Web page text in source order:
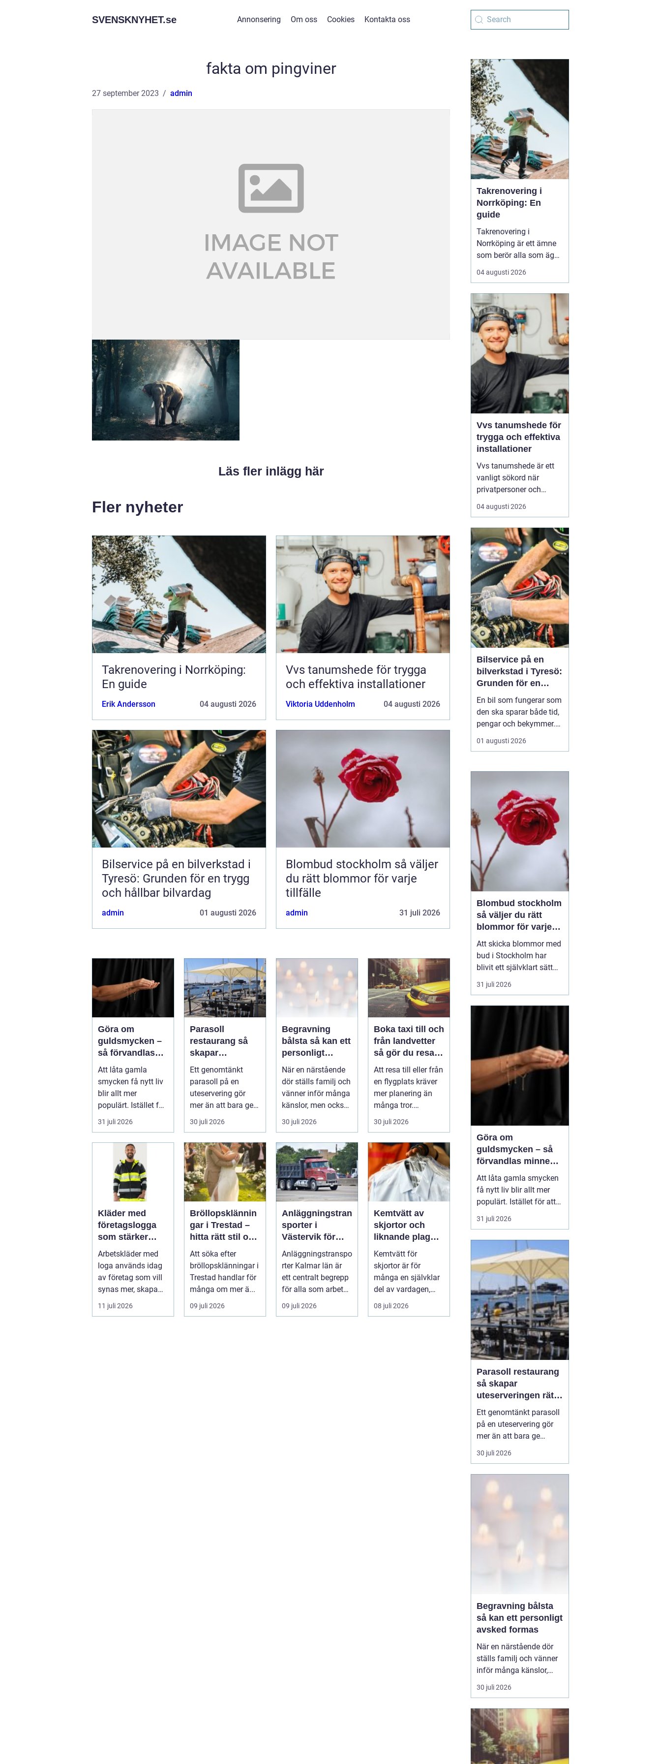
SVENSKNYHET.se Annonsering Om oss Cookies Kontakta oss
fakta om pingviner
27 september 2023 admin
Läs fler inlägg här
Fler nyheter
Takrenovering i Norrköping:
En guide
Erik Andersson 04 augusti 2026
Vvs tanumshede för trygga
och effektiva installationer
Viktoria Uddenholm 04 augusti 2026
Bilservice på en bilverkstad i
Tyresö: Grunden för en trygg
och hållbar bilvardag
admin 01 augusti 2026
Blombud stockholm så väljer
du rätt blommor för varje
tillfälle
admin 31 juli 2026
Göra om
guldsmycken –
så förvandlas
minnen till nya
favoriter
Att låta gamla
smycken få nytt liv
blir allt mer
populärt. Istället för
a...
31 juli 2026
Parasoll
restaurang så
skapar
uteserveringen
rätt känsla året
runt
Ett genomtänkt
parasoll på en
uteservering gör
mer än att bara ge
skugga. Det
påverkar hur länge
gäs...
30 juli 2026
Begravning
bålsta så kan ett
personligt
avsked formas
När en närstående
dör ställs familj och
vänner inför många
känslor, men också
praktiska beslut. En
b...
30 juli 2026
Boka taxi till och
från landvetter
så gör du resan
trygg och
smidig
Att resa till eller från
en flygplats kräver
mer planering än
många tror.
Flygtider, packning,
säker...
30 juli 2026
Kläder med
företagslogga
som stärker
varumärket
varje dag
Arbetskläder med
loga används idag
av företag som vill
synas mer, skapa
stolthet inte...
11 juli 2026
Bröllopsklännin
gar i Trestad –
hitta rätt stil och
passform inför
den stora dagen
Att söka efter
bröllopsklänningar i
Trestad handlar för
många om mer ä...
09 juli 2026
Anläggningstran
sporter i
Västervik för
effektiva
byggprojekt
Anläggningstranspo
rter Kalmar län är
ett centralt begrepp
för alla som arbetar
m...
09 juli 2026
Kemtvätt av
skjortor och
liknande plagg:
Så fungerar
professionell
klädvård i
praktiken
Kemtvätt för
skjortor är för
många en självklar
del av vardagen,
men ...
08 juli 2026
Takrenovering i
Norrköping: En
guide
Takrenovering i
Norrköping är ett ämne
som berör alla som äger
hus, radhus eller
flerfamiljshus i området.
viktigaste skydd mot
regn, snö och fukt, och
en i tid genomförd
renovering kan sp...
04 augusti 2026
Vvs tanumshede för
trygga och effektiva
installationer
Vvs tanumshede är ett
vanligt sökord när
privatpersoner och
företag behöver hjälp
med värme, vatten och
Många undrar vad som
skiljer en seriös vvs
partner från en tillfällig
lösning, hur en
installation bör gå till
och vilka...
04 augusti 2026
Bilservice på en
bilverkstad i Tyresö:
Grunden för en
trygg och hållbar
bilvardag
En bil som fungerar som
den ska sparar både tid,
pengar och bekymmer.
För många förare blir
servicefrågan ändå
tills en varningslampa
känns fel. Ge...
01 augusti 2026
Blombud stockholm
så väljer du rätt
blommor för varje
tillfälle
Att skicka blommor med
bud i Stockholm har
blivit ett självklart sätt
att visa omtanke, fira
stora händelser eller
svårt att formulera i ord.
sekunder, oavsett om
mottagaren befinner sig
på konto...
31 juli 2026
Göra om
guldsmycken – så
förvandlas minnen
till nya favoriter
Att låta gamla smycken
få nytt liv blir allt mer
populärt. Istället för att
låta arvegods ligga i en
låda kan de formas om
passar stilen i dag och
bär med sig historien.
N&au...
31 juli 2026
Parasoll restaurang
så skapar
uteserveringen rätt
känsla året runt
Ett genomtänkt parasoll
på en uteservering gör
mer än att bara ge
skugga. Det påverkar hur
länge gästerna stannar,
och om de väljer att
komma tillbaka. När
kraven på komfort,
30 juli 2026
Begravning bålsta
så kan ett personligt
avsked formas
När en närstående dör
ställs familj och vänner
inför många känslor,
men också praktiska
beslut.
ceremoni i någon av
Håbo församlings kyrkor
eller ka...
30 juli 2026